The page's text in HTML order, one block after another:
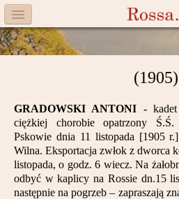
Menu
Facebook
Aktualności
Książka
Moneta
(1905)
GRADOWSKI ANTONI -
ciężkiej chorobie opatrzony Ś.Ś.
Pskowie dnia 11 listopada [1905
Wilna. Eksportacja zwłok z dworca
listopada, o godz. 6 wiecz. Na
odbyć w kaplicy na Rossie dn.15
następnie na pogrzeb – zapraszają